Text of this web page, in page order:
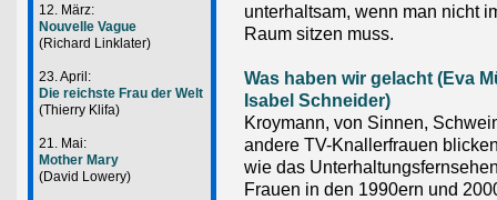
12. März:
Nouvelle Vague
(Richard Linklater)
23. April:
Die reichste Frau der Welt
(Thierry Klifa)
21. Mai:
Mother Mary
(David Lowery)
unterhaltsam, wenn man nicht
Raum sitzen muss.
Was haben wir gelacht (Eva
Isabel Schneider)
Kroymann, von Sinnen,
andere TV-Knallerfrauen
wie das
Frauen in den 1990ern und